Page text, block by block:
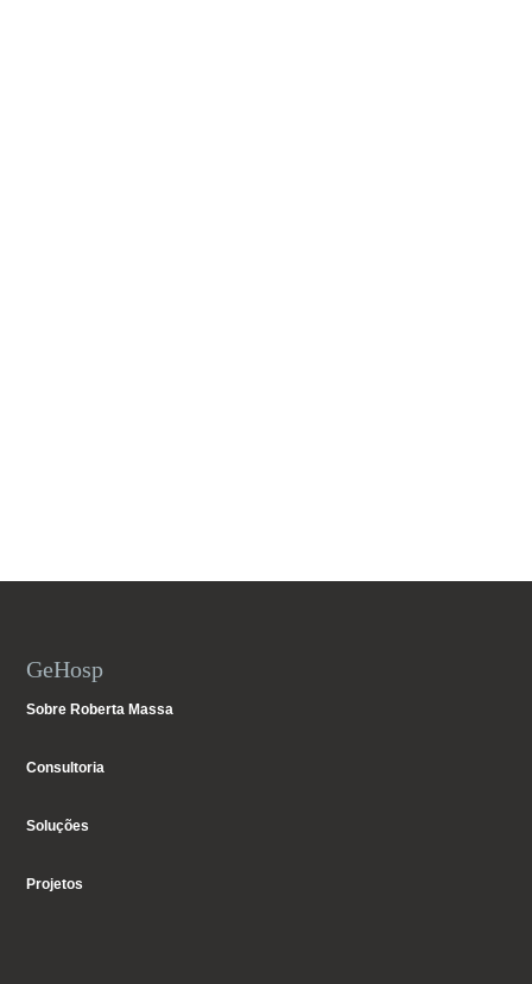
GeHosp
Sobre Roberta Massa
Consultoria
Soluções
Projetos